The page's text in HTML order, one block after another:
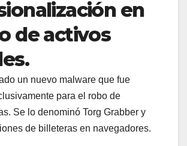
en
de activos
un nuevo malware que fue
para el robo de
Se lo denominó Torg Grabber y
de billeteras en navegadores.